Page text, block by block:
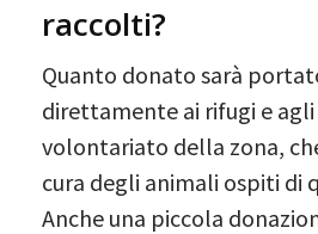
raccolti?
Quanto donato sarà
direttamente ai rifugi e
volontariato della zona,
cura degli animali ospiti di
Anche una piccola